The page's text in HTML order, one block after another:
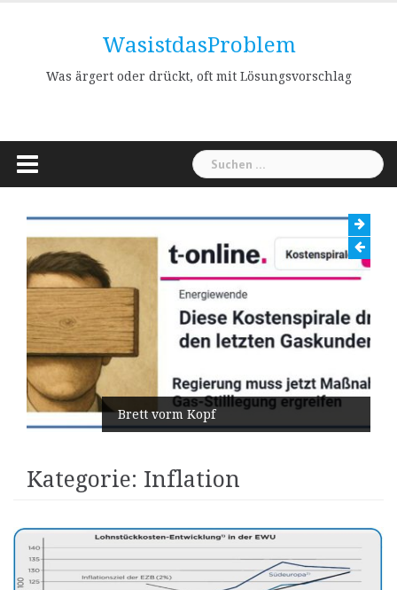
WasistdasProblem
Was ärgert oder drückt, oft mit Lösungsvorschlag
Suchen
nach:
Brett vorm Kopf
Kategorie: Inflation